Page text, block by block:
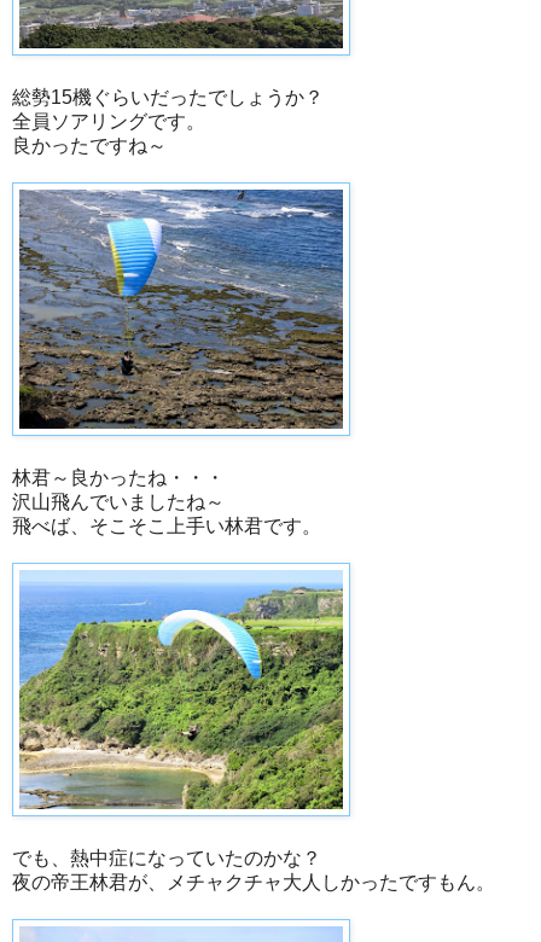
総勢15機ぐらいだったでしょうか？
全員ソアリングです。
良かったですね～
林君～良かったね・・・
沢山飛んでいましたね～
飛べば、そこそこ上手い林君です。
でも、熱中症になっていたのかな？
夜の帝王林君が、メチャクチャ大人しかったですもん。